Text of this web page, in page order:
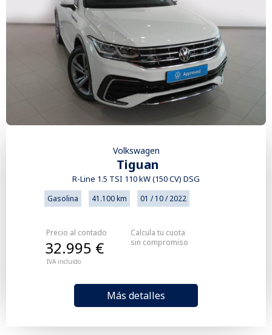
Volkswagen
Tiguan
R-Line 1.5 TSI 110 kW (150 CV) DSG
Gasolina 41.100 km 01 / 10 / 2022
Precio al contado
IVA incluido
32.995 €
Más detalles
Calcula tu cuota
sin compromiso